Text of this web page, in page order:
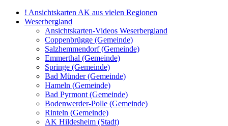
! Ansichtskarten AK aus vielen Regionen
Weserbergland
Ansichtskarten-Videos Weserbergland
Coppenbrügge (Gemeinde)
Salzhemmendorf (Gemeinde)
Emmerthal (Gemeinde)
Springe (Gemeinde)
Bad Münder (Gemeinde)
Hameln (Gemeinde)
Bad Pyrmont (Gemeinde)
Bodenwerder-Polle (Gemeinde)
Rinteln (Gemeinde)
AK Hildesheim (Stadt)